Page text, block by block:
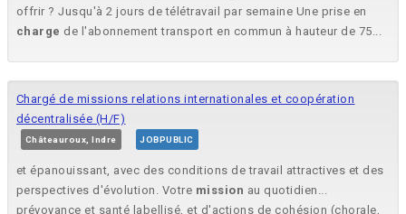
offrir ? Jusqu'à 2 jours de télétravail par semaine Une prise en
charge de l'abonnement transport en commun à hauteur de 75...
Chargé de missions relations internationales et coopération
décentralisée (H/F)
Châteauroux, Indre JOBPUBLIC
et épanouissant, avec des conditions de travail attractives et des
perspectives d'évolution. Votre mission au quotidien...
prévoyance et santé labellisé, et d'actions de cohésion (chorale,